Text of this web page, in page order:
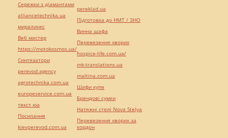
Сережки з діамантами
alliancetechnika.ua
миралинкс
Веб мастер
https://motokosmos.ua/
Синтезатори
perevod.agency
agrotechnika.com.ua
europeservice.com.ua
текст юа
Посилання
kievperevod.com.ua
pereklad.ua
Підготовка до НМТ / ЗНО
Винна шафа
Перевезення хворих
hospice-life.com.ua/
mk-translations.ua
maltina.com.ua
Шафи купе
Брендові сумки
Натяжні стелі Nova Stelya
Перевезення хворих за
кордон